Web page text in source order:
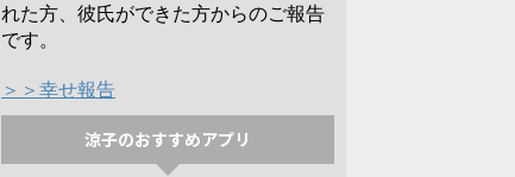
れた方、彼氏ができた方からのご報告
です。
＞＞幸せ報告
涼子のおすすめアプリ